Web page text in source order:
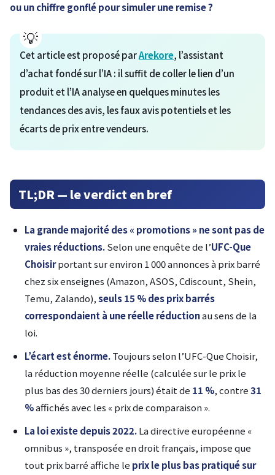
ou un chiffre gonflé pour simuler une remise ?
Cet article est proposé parArekore, l’assistant
d’achat fondé sur l’IA : il suffit de coller le lien d’un
produit et l’IA analyse en quelques minutes les
tendances des avis, les faux avis potentiels et les
écarts de prix entre vendeurs.
TL;DR — le verdict en bref
La grande majorité des « promotions » ne sont pas de
vraies réductions.Selon une enquête de l’UFC-Que
Choisirportant sur environ 1 000 annonces à prix barré
chez six enseignes (Amazon, ASOS, Cdiscount, Shein,
Temu, Zalando),seuls 15 % des prix barrés
correspondaient à une réelle réductionau sens de la
loi.
L’écart est énorme.Toujours selon l’UFC-Que Choisir,
la réduction moyenne réelle (calculée sur le prix le
plus bas des 30 derniers jours) était de 11 %, contre31
%affichés avec les « prix de comparaison ».
La loi existe depuis 2022.La directive européenne «
omnibus », transposée en droit français, impose que
tout prix barré affiche le prix le plus bas pratiqué sur